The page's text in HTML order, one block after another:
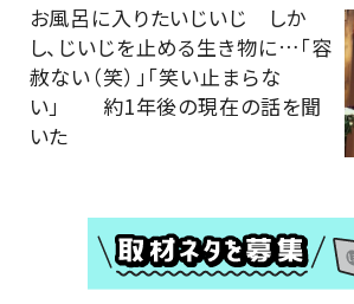
お風呂に入りたいじいじ しか
し、じいじを止める生き物に…「容
赦ない（笑）」「笑い止まらな
い」 約1年後の現在の話を聞
いた